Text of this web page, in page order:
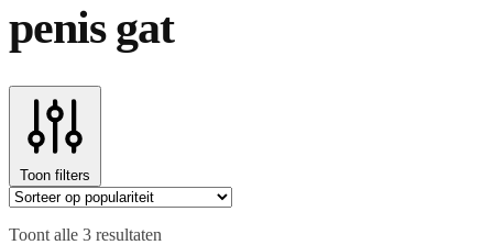
penis gat
Toon filters
Toont alle 3 resultaten